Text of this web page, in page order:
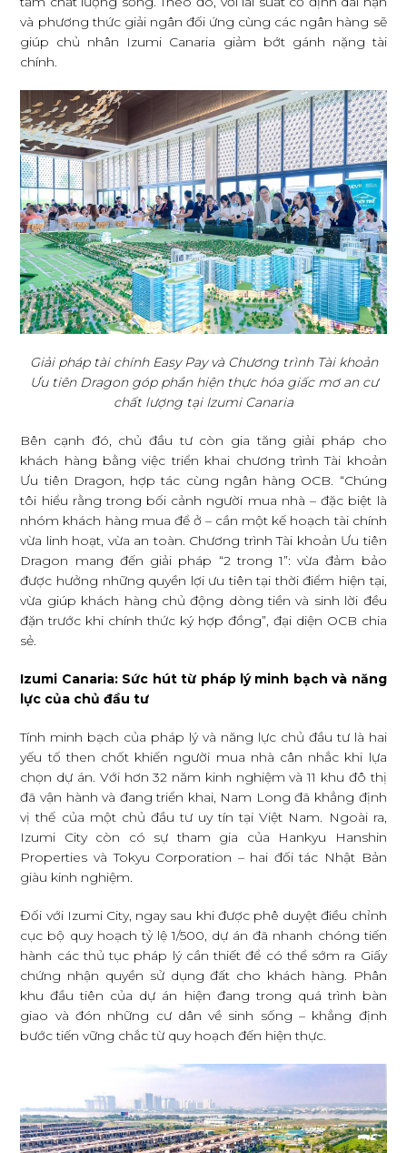
và phương thức giải ngân đối ứng cùng các ngân hàng sẽ
giúp chủ nhân Izumi Canaria giảm bớt gánh nặng tài
chính.
Giải pháp tài chính Easy Pay và Chương trình Tài khoản
Ưu tiên Dragon góp phần hiện thực hóa giấc mơ an cư
chất lượng tại Izumi Canaria
Bên cạnh đó, chủ đầu tư còn gia tăng giải pháp cho
khách hàng bằng việc triển khai chương trình Tài khoản
Ưu tiên Dragon, hợp tác cùng ngân hàng OCB. “Chúng
tôi hiểu rằng trong bối cảnh người mua nhà – đặc biệt là
nhóm khách hàng mua để ở – cần một kế hoạch tài chính
vừa linh hoạt, vừa an toàn. Chương trình Tài khoản Ưu tiên
Dragon mang đến giải pháp “2 trong 1”: vừa đảm bảo
được hưởng những quyền lợi ưu tiên tại thời điểm hiện tại,
vừa giúp khách hàng chủ động dòng tiền và sinh lời đều
đặn trước khi chính thức ký hợp đồng”, đại diện OCB chia
sẻ.
Izumi Canaria: Sức hút từ pháp lý minh bạch và năng
lực của chủ đầu tư
Tính minh bạch của pháp lý và năng lực chủ đầu tư là hai
yếu tố then chốt khiến người mua nhà cân nhắc khi lựa
chọn dự án. Với hơn 32 năm kinh nghiệm và 11 khu đô thị
đã vận hành và đang triển khai, Nam Long đã khẳng định
vị thế của một chủ đầu tư uy tín tại Việt Nam. Ngoài ra,
Izumi City còn có sự tham gia của Hankyu Hanshin
Properties và Tokyu Corporation – hai đối tác Nhật Bản
giàu kinh nghiệm.
Đối với Izumi City, ngay sau khi được phê duyệt điều chỉnh
cục bộ quy hoạch tỷ lệ 1/500, dự án đã nhanh chóng tiến
hành các thủ tục pháp lý cần thiết để có thể sớm ra Giấy
chứng nhận quyền sử dụng đất cho khách hàng. Phân
khu đầu tiên của dự án hiện đang trong quá trình bàn
giao và đón những cư dân về sinh sống – khẳng định
bước tiến vững chắc từ quy hoạch đến hiện thực.